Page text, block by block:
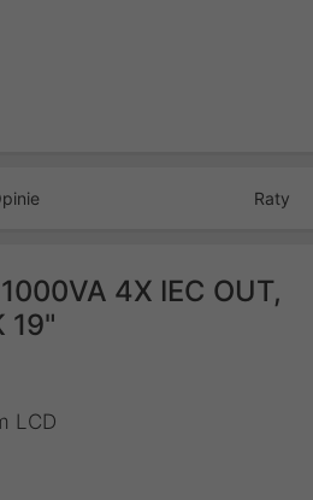
Raty
4X IEC OUT,
19"
LCD